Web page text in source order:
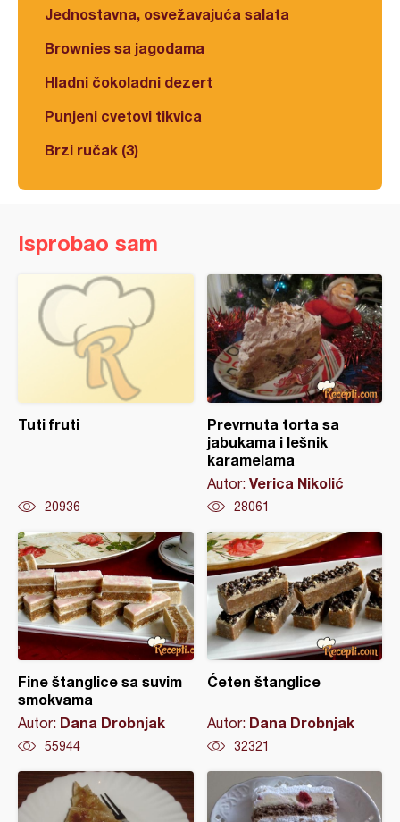
Jednostavna, osvežavajuća salata
Brownies sa jagodama
Hladni čokoladni dezert
Punjeni cvetovi tikvica
Brzi ručak (3)
Isprobao sam
Tuti fruti
20936
Prevrnuta torta sa
jabukama i lešnik
karamelama
Autor: Verica Nikolić
28061
Fine štanglice sa suvim
smokvama
Autor: Dana Drobnjak
55944
Ćeten štanglice
Autor: Dana Drobnjak
32321